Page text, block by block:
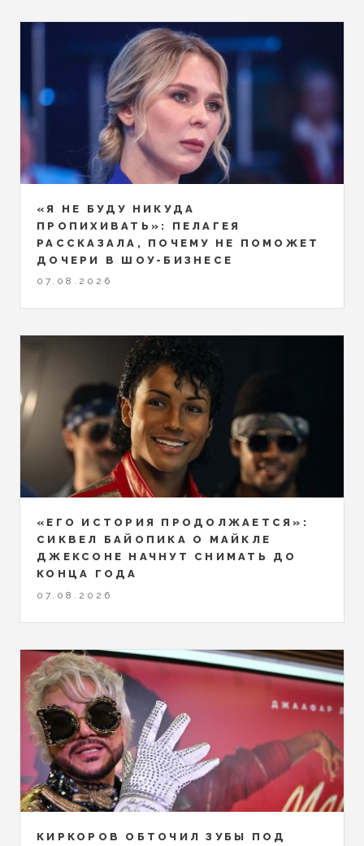
«Я НЕ БУДУ НИКУДА
ПРОПИХИВАТЬ»: ПЕЛАГЕЯ
РАССКАЗАЛА, ПОЧЕМУ НЕ ПОМОЖЕТ
ДОЧЕРИ В ШОУ-БИЗНЕСЕ
07.08.2026
«ЕГО ИСТОРИЯ ПРОДОЛЖАЕТСЯ»:
СИКВЕЛ БАЙОПИКА О МАЙКЛЕ
ДЖЕКСОНЕ НАЧНУТ СНИМАТЬ ДО
КОНЦА ГОДА
07.08.2026
КИРКОРОВ ОБТОЧИЛ ЗУБЫ ПОД